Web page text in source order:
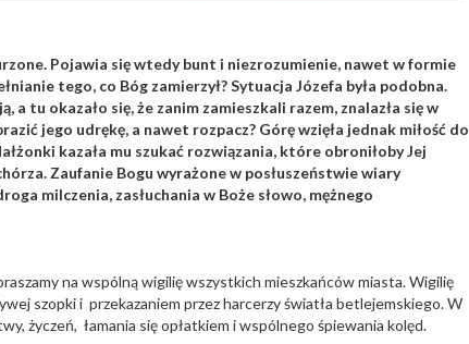
Pojawia się wtedy bunt i niezrozumienie, nawet w formie
tego, co Bóg zamierzył? Sytuacja Józefa była podobna.
a tu okazało się, że zanim zamieszkali razem, znalazła się w
jego udrękę, a nawet rozpacz? Górę wzięła jednak miłość do
kazała mu szukać rozwiązania, które obroniłoby Jej
Zaufanie Bogu wyrażone w posłuszeństwie wiary
milczenia, zasłuchania w Boże słowo, mężnego
na wspólną wigilię wszystkich mieszkańców miasta. Wigilię
szopki i przekazaniem przez harcerzy światła betlejemskiego. W
życzeń, łamania się opłatkiem i wspólnego śpiewania kolęd.